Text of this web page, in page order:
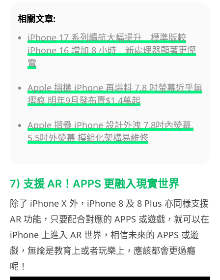
相關文章:
iPhone 17 系列續航大幅提升 標準版較
iPhone 16 增加 8 小時 新處理器顯著更慳
電
Apple 摺機 iPhone 再爆料 7.8 吋螢幕近乎無
摺痕 明年9月發布賣$1.4萬起
Apple 摺疊 iPhone 設計外洩 7.8吋內熒幕,
5.5吋外熒幕 模組化架構易維修
7) 支援 AR！APPS 更融入現實世界
除了 iPhone X 外，iPhone 8 及 8 Plus 亦同樣支援
AR 功能，只要配合對應的 APPS 或遊戲，就可以在
iPhone 上進入 AR 世界，相信未來的 APPS 或遊
戲，無論是教育上或者玩樂上，應該都會更過癮
呢！